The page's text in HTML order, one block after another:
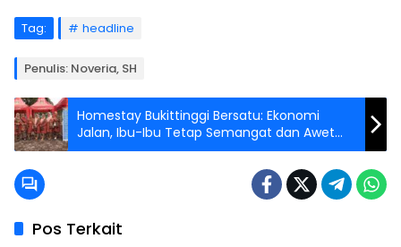
Tag: headline
Penulis: Noveria, SH
Homestay Bukittinggi Bersatu: Ekonomi
Jalan, Ibu-Ibu Tetap Semangat dan Awet
Muda
Pos Terkait